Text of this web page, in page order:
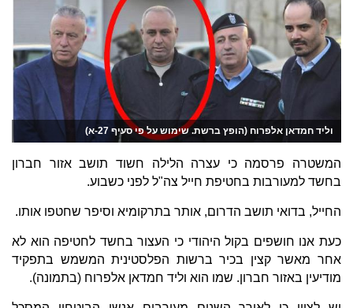
וליד חמדאן אלפרוח (הופץ ברשת. שימוש על פי סעיף 27-א)
המשטרה פרסמה כי עצרה הלילה חשוד תושב אזור חברון
בחשד למעורבות בחטיפת חייל צה"ל לפני כשבוע.
החייל, בדואי תושב הדרום, אותר בתרקומיא וסיפר שחטפו אותו.
כעת אנו חושפים בקול היהודי כי העצור בחשד לחטיפה הוא לא
אחר מאשר קצין בכיר ברשות הפלסטינית המשמש בתפקיד
מודיעין באזור חברון. שמו הוא וליד חמדאן אלפרוח (בתמונה).